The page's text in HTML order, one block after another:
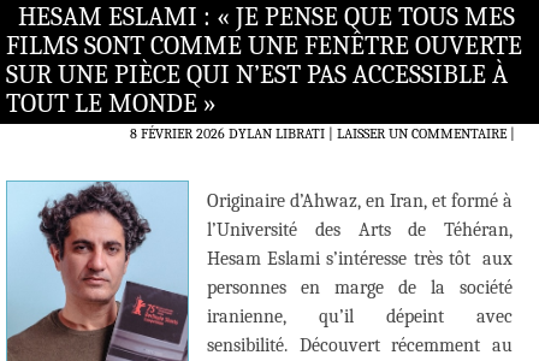
HESAM ESLAMI : « JE PENSE QUE TOUS MES
FILMS SONT COMME UNE FENÊTRE OUVERTE
SUR UNE PIÈCE QUI N’EST PAS ACCESSIBLE À
TOUT LE MONDE »
8 FÉVRIER 2026 DYLAN LIBRATI LAISSER UN COMMENTAIRE|
Originaire d’Ahwaz, en Iran, et formé à
l’Université des Arts de Téhéran,
Hesam Eslami s’intéresse très tôt aux
personnes en marge de la société
iranienne, qu’il dépeint avec
sensibilité. Découvert récemment au